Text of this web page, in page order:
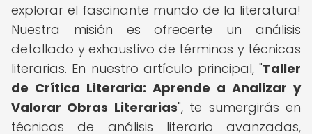
explorar el fascinante mundo de la literatura!
Nuestra misión es ofrecerte un análisis
detallado y exhaustivo de términos y técnicas
literarias. En nuestro artículo principal, "Taller
de Crítica Literaria: Aprende a Analizar y
Valorar Obras Literarias", te sumergirás en
técnicas de análisis literario avanzadas,